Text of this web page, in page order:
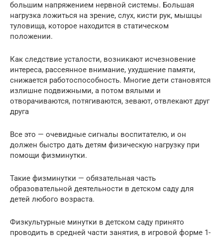
большим напряжением нервной системы. Большая
нагрузка ложиться на зрение, слух, кисти рук, мышцы
туловища, которое находится в статическом
положении.
Как следствие усталости, возникают исчезновение
интереса, рассеянное внимание, ухудшение памяти,
снижается работоспособность. Многие дети становятся
излишне подвижными, а потом вялыми и
отворачиваются, потягиваются, зевают, отвлекают друг
друга
Все это — очевидные сигналы воспитателю, и он
должен быстро дать детям физическую нагрузку при
помощи физминутки.
Такие физминутки — обязательная часть
образовательной деятельности в детском саду для
детей любого возраста.
Физкультурные минутки в детском саду принято
проводить в средней части занятия, в игровой форме 1-